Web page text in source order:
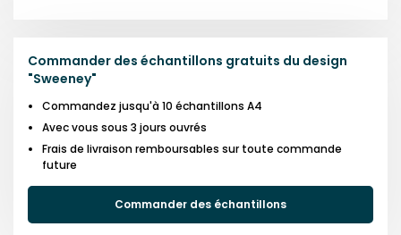
Commander des échantillons gratuits du design
"Sweeney"
Commandez jusqu'à 10 échantillons A4
Avec vous sous 3 jours ouvrés
Frais de livraison remboursables sur toute commande
future
Commander des échantillons